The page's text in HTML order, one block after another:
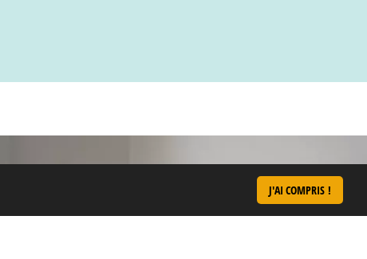
J'AI COMPRIS !